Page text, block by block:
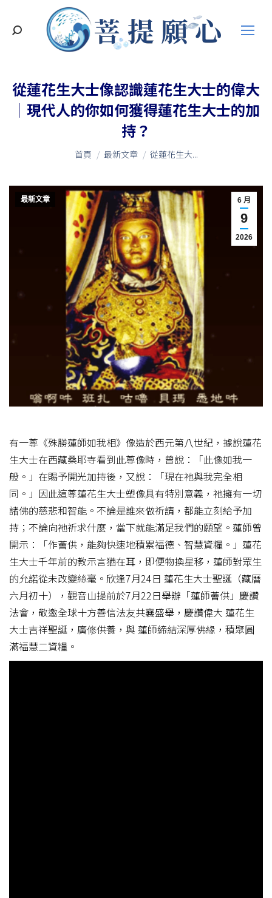
搜
從蓮花生大士像認識蓮花生大士的偉大
｜現代人的你如何獲得蓮花生大士的加
持？
您在這裡：
首頁 最新文章 從蓮花生大...
6 月
9
2026
最新文章
有一尊《殊勝蓮師如我相》像造於西元第八世紀，據說蓮花
生大士在西藏桑耶寺看到此尊像時，曾說：「此像如我一
般。」在賜予開光加持後，又說：「現在祂與我完全相
同。」因此這尊蓮花生大士塑像具有特別意義，祂擁有一切
諸佛的慈悲和智能。不論是誰來做祈請，都能立刻給予加
持；不論向祂祈求什麼，當下就能滿足我們的願望。蓮師曾
開示：「作薈供，能夠快速地積累福德、智慧資糧。」蓮花
生大士千年前的教示言猶在耳，即便物換星移，蓮師對眾生
的允諾從未改變絲毫。欣逢7月24日 蓮花生大士聖誕（藏曆
六月初十），觀音山提前於7月22日舉辦「蓮師薈供」慶讚
法會，敬邀全球十方善信法友共襄盛舉，慶讚偉大 蓮花生
大士吉祥聖誕，廣修供養，與 蓮師締結深厚佛緣，積聚圓
滿福慧二資糧。